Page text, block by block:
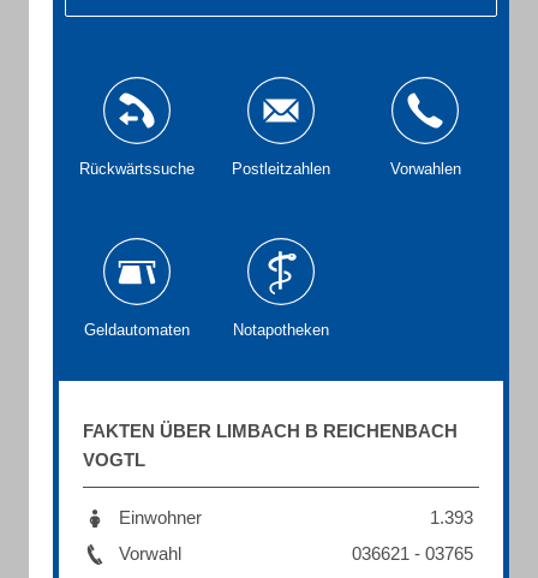
Rückwärtssuche Postleitzahlen Vorwahlen
Geldautomaten Notapotheken
FAKTEN ÜBER LIMBACH B REICHENBACH
VOGTL
Einwohner
1.393
Vorwahl
036621 - 03765